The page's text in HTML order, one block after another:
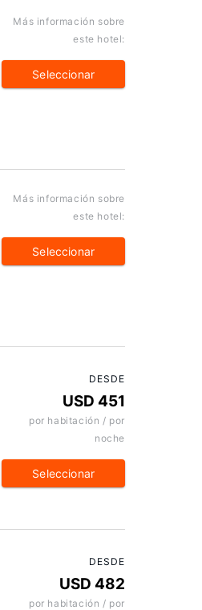
Más información sobre
este hotel:
Seleccionar
Más información sobre
este hotel:
Seleccionar
DESDE
USD 451
por habitación / por
noche
Seleccionar
DESDE
USD 482
por habitación / por